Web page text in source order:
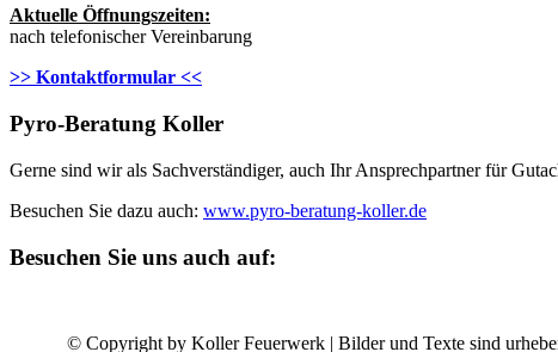
Aktuelle Öffnungszeiten:
nach telefonischer Vereinbarung
>> Kontaktformular <<
Pyro-Beratung Koller
Gerne sind wir als Sachverständiger, auch Ihr Ansprechpartner für
Besuchen Sie dazu auch: www.pyro-beratung-koller.de
Besuchen Sie uns auch auf:
© Copyright by Koller Feuerwerk | Bilder und Texte sind